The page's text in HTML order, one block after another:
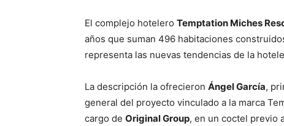
El complejo hotelero Temptation Miches
años que suman 496 habitaciones
representa las nuevas tendencias de la
La descripción la ofrecieron Ángel García,
general del proyecto vinculado a la marca
cargo de Original Group, en un coctel previo